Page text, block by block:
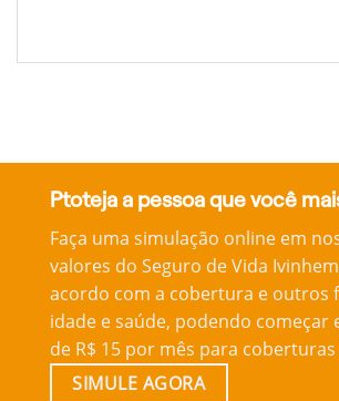
Ptoteja a pessoa que você
Faça uma simulação online em
valores do Seguro de Vida
acordo com a cobertura e outros
idade e saúde, podendo começar
de R$ 15 por mês para coberturas
SIMULE AGORA